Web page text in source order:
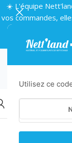
Utilisez ce
☀️ L'équipe
vos commandes,